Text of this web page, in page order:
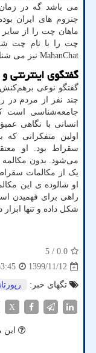
می باشد گه در
چتروم های ایران
ماهان چت را از
چت را با نام چت
MahanChat نیز می
گفتگوی اینترنتی
گفتگو نوعی برهم‌کنش
چند نفر از مردم در
جامعه‌شناسی است
انسانی با نگاهی
اولین متفکرانی که
سقراط بود. او
می‌شود. بدون مکالمه
یک از مکالمات
او شالوده ی این
راهی برای فهمیدن
شکل داده و تنها
0.0
/ 5
1399/11/12
تگهای خبر:
X